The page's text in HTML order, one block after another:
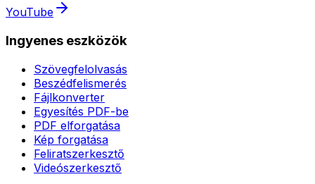
YouTube
Ingyenes eszközök
Szövegfelolvasás
Beszédfelismerés
Fájlkonverter
Egyesítés PDF-be
PDF elforgatása
Kép forgatása
Feliratszerkesztő
Videószerkesztő